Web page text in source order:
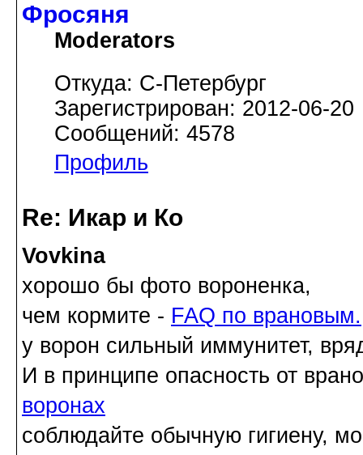
Фросяня
Moderators
Откуда: С-Петербург
Зарегистрирован: 2012-06-20
Сообщений: 4578
Профиль
Re: Икар и Ко
Vovkina
хорошо бы фото вороненка,
чем кормите - FAQ по врановым.
у ворон сильный иммунитет,
И в принципе опасность от
воронах
соблюдайте обычную гигиену,